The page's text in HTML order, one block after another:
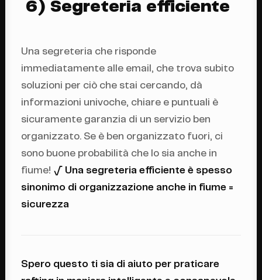
6) Segreteria efficiente
Una segreteria che risponde
immediatamente alle email, che trova subito
soluzioni per ciò che stai cercando, dà
informazioni univoche, chiare e puntuali è
sicuramente garanzia di un servizio ben
organizzato. Se è ben organizzato fuori, ci
sono buone probabilità che lo sia anche in
fiume! √ Una segreteria efficiente è spesso
sinonimo di organizzazione anche in fiume =
sicurezza
Spero questo ti sia di aiuto per praticare